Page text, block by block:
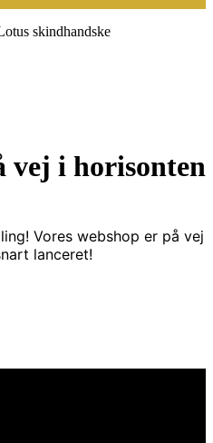
skindhandske
vej i horisonten
Vores webshop er på vej
lanceret!